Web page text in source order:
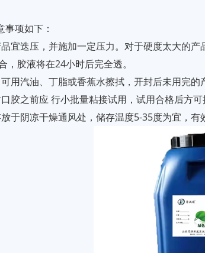
项如下：
宜迭压，并施加一定压力。对于硬度太大的
，胶液将在24小时后完全透。
用汽油、丁脂或香蕉水擦拭，开封后未用完的
胶之前应 行小批量粘接试用，试用合格后方可
于阴凉干燥通风处，储存温度5-35度为宜，有